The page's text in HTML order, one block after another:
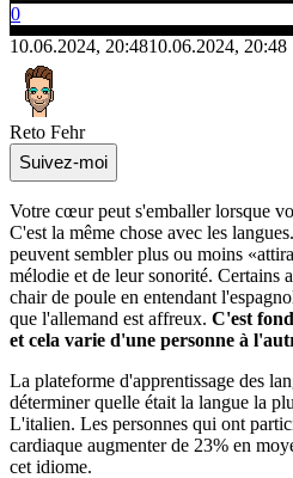
0
10.06.2024, 20:4810.06.2024, 20:48
Reto Fehr
Suivez-moi
Votre cœur peut s'emballer lorsque
C'est la même chose avec les
peuvent sembler plus ou moins
mélodie et de leur sonorité. Certains
chair de poule en entendant
que l'allemand est affreux. C'est
et cela varie d'une personne à
La plateforme d'apprentissage des
déterminer quelle était la langue la
L'italien. Les personnes qui ont
cardiaque augmenter de 23% en
cet idiome.